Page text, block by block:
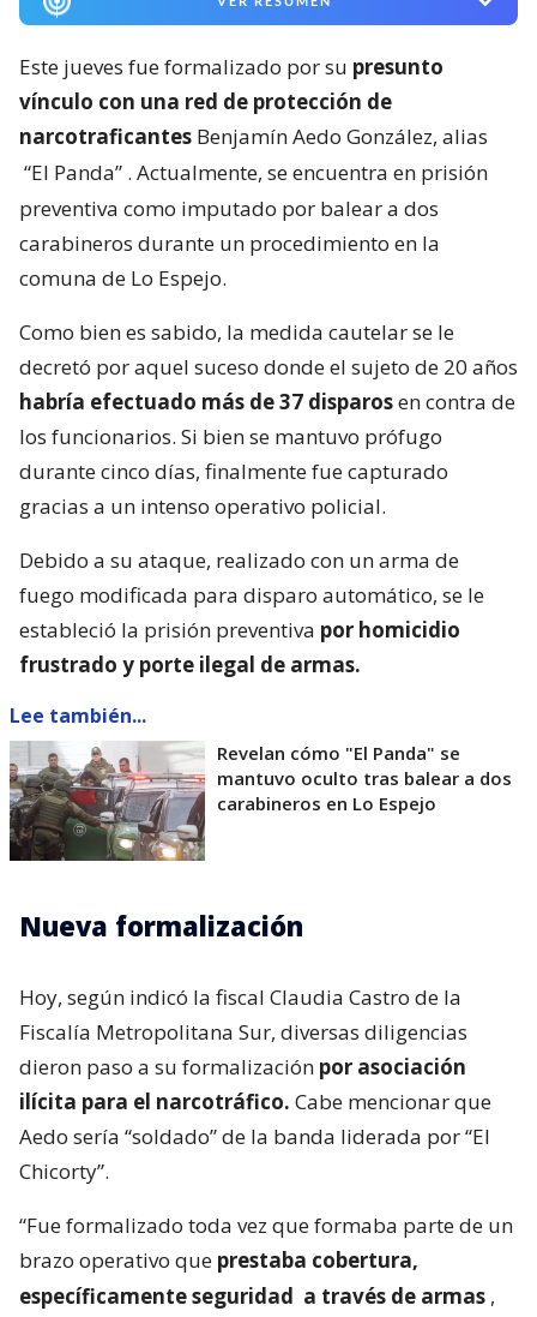
Este jueves fue formalizado por su presunto
vínculo con una red de protección de
narcotraficantes Benjamín Aedo González, alias
“El Panda” . Actualmente, se encuentra en prisión
preventiva como imputado por balear a dos
carabineros durante un procedimiento en la
comuna de Lo Espejo.
Como bien es sabido, la medida cautelar se le
decretó por aquel suceso donde el sujeto de 20 años
habría efectuado más de 37 disparosen contra de
los funcionarios. Si bien se mantuvo prófugo
durante cinco días, finalmente fue capturado
gracias a un intenso operativo policial.
Debido a su ataque, realizado con un arma de
fuego modificada para disparo automático, se le
estableció la prisión preventiva por homicidio
frustrado y porte ilegal de armas.
Lee también...
Revelan cómo "El Panda" se
mantuvo oculto tras balear a dos
carabineros en Lo Espejo
Nueva formalización
Hoy, según indicó la fiscal Claudia Castro de la
Fiscalía Metropolitana Sur, diversas diligencias
dieron paso a su formalización por asociación
ilícita para el narcotráfico. Cabe mencionar que
Aedo sería “soldado” de la banda liderada por “El
Chicorty”.
“Fue formalizado toda vez que formaba parte de un
brazo operativo que prestaba cobertura,
específicamente seguridad a través de armas ,